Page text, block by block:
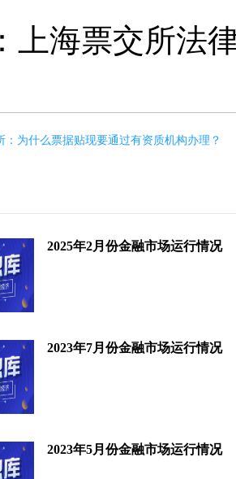
上海票交所法
：为什么票据贴现要通过有资质机构办理？
2025年2月份金融市场运行情况
2023年7月份金融市场运行情况
2023年5月份金融市场运行情况